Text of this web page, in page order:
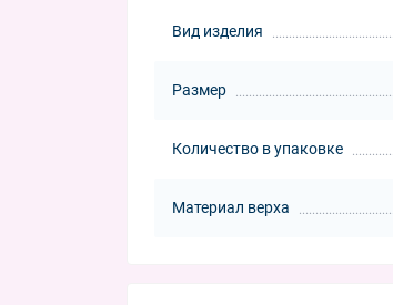
Вид изделия
Размер
Количество в упаковке
Материал верха